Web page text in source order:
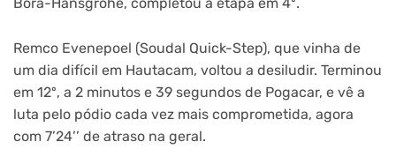
Remco Evenepoel (Soudal Quick-Step), que vinha de
um dia difícil em Hautacam, voltou a desiludir. Terminou
em 12º, a 2 minutos e 39 segundos de Pogacar, e vê a
luta pelo pódio cada vez mais comprometida, agora
com 7’24’’ de atraso na geral.